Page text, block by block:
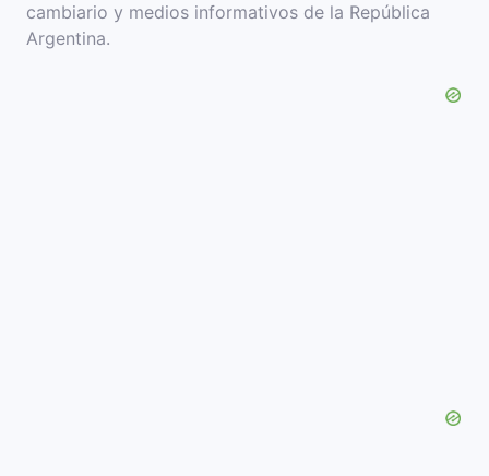
cambiario y medios informativos de la República
Argentina.